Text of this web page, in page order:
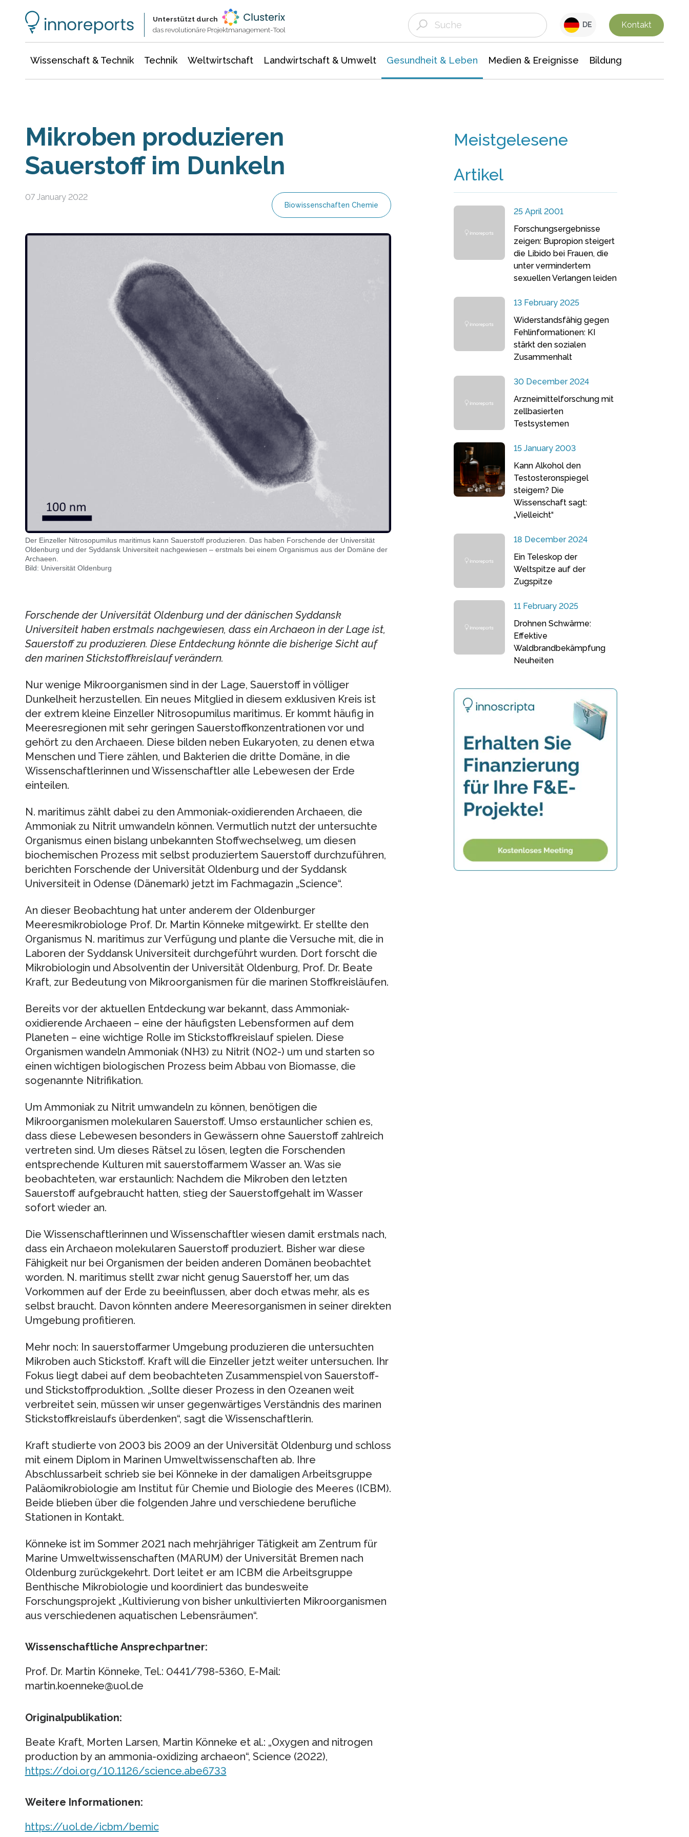
Unterstützt durch
das revolutionäre Projektmanagement-Tool
DE Kontakt
Wissenschaft & Technik Technik Weltwirtschaft Landwirtschaft & Umwelt Gesundheit & Leben Medien & Ereignisse Bildung
Mikroben produzieren
Sauerstoff im Dunkeln
07 January 2022
Biowissenschaften Chemie
Der Einzeller Nitrosopumilus maritimus kann Sauerstoff produzieren. Das haben Forschende der Universität
Oldenburg und der Syddansk Universiteit nachgewiesen – erstmals bei einem Organismus aus der Domäne der
Archaeen.
Bild: Universität Oldenburg
Forschende der Universität Oldenburg und der dänischen Syddansk
Universiteit haben erstmals nachgewiesen, dass ein Archaeon in der Lage ist,
Sauerstoff zu produzieren. Diese Entdeckung könnte die bisherige Sicht auf
den marinen Stickstoffkreislauf verändern.
Nur wenige Mikroorganismen sind in der Lage, Sauerstoff in völliger
Dunkelheit herzustellen. Ein neues Mitglied in diesem exklusiven Kreis ist
der extrem kleine Einzeller Nitrosopumilus maritimus. Er kommt häufig in
Meeresregionen mit sehr geringen Sauerstoffkonzentrationen vor und
gehört zu den Archaeen. Diese bilden neben Eukaryoten, zu denen etwa
Menschen und Tiere zählen, und Bakterien die dritte Domäne, in die
Wissenschaftlerinnen und Wissenschaftler alle Lebewesen der Erde
einteilen.
N. maritimus zählt dabei zu den Ammoniak-oxidierenden Archaeen, die
Ammoniak zu Nitrit umwandeln können. Vermutlich nutzt der untersuchte
Organismus einen bislang unbekannten Stoffwechselweg, um diesen
biochemischen Prozess mit selbst produziertem Sauerstoff durchzuführen,
berichten Forschende der Universität Oldenburg und der Syddansk
Universiteit in Odense (Dänemark) jetzt im Fachmagazin „Science“.
An dieser Beobachtung hat unter anderem der Oldenburger
Meeresmikrobiologe Prof. Dr. Martin Könneke mitgewirkt. Er stellte den
Organismus N. maritimus zur Verfügung und plante die Versuche mit, die in
Laboren der Syddansk Universiteit durchgeführt wurden. Dort forscht die
Mikrobiologin und Absolventin der Universität Oldenburg, Prof. Dr. Beate
Kraft, zur Bedeutung von Mikroorganismen für die marinen Stoffkreisläufen.
Bereits vor der aktuellen Entdeckung war bekannt, dass Ammoniak-
oxidierende Archaeen – eine der häufigsten Lebensformen auf dem
Planeten – eine wichtige Rolle im Stickstoffkreislauf spielen. Diese
Organismen wandeln Ammoniak (NH3) zu Nitrit (NO2-) um und starten so
einen wichtigen biologischen Prozess beim Abbau von Biomasse, die
sogenannte Nitrifikation.
Um Ammoniak zu Nitrit umwandeln zu können, benötigen die
Mikroorganismen molekularen Sauerstoff. Umso erstaunlicher schien es,
dass diese Lebewesen besonders in Gewässern ohne Sauerstoff zahlreich
vertreten sind. Um dieses Rätsel zu lösen, legten die Forschenden
entsprechende Kulturen mit sauerstoffarmem Wasser an. Was sie
beobachteten, war erstaunlich: Nachdem die Mikroben den letzten
Sauerstoff aufgebraucht hatten, stieg der Sauerstoffgehalt im Wasser
sofort wieder an.
Die Wissenschaftlerinnen und Wissenschaftler wiesen damit erstmals nach,
dass ein Archaeon molekularen Sauerstoff produziert. Bisher war diese
Fähigkeit nur bei Organismen der beiden anderen Domänen beobachtet
worden. N. maritimus stellt zwar nicht genug Sauerstoff her, um das
Vorkommen auf der Erde zu beeinflussen, aber doch etwas mehr, als es
selbst braucht. Davon könnten andere Meeresorganismen in seiner direkten
Umgebung profitieren.
Mehr noch: In sauerstoffarmer Umgebung produzieren die untersuchten
Mikroben auch Stickstoff. Kraft will die Einzeller jetzt weiter untersuchen. Ihr
Fokus liegt dabei auf dem beobachteten Zusammenspiel von Sauerstoff-
und Stickstoffproduktion. „Sollte dieser Prozess in den Ozeanen weit
verbreitet sein, müssen wir unser gegenwärtiges Verständnis des marinen
Stickstoffkreislaufs überdenken“, sagt die Wissenschaftlerin.
Kraft studierte von 2003 bis 2009 an der Universität Oldenburg und schloss
mit einem Diplom in Marinen Umweltwissenschaften ab. Ihre
Abschlussarbeit schrieb sie bei Könneke in der damaligen Arbeitsgruppe
Paläomikrobiologie am Institut für Chemie und Biologie des Meeres (ICBM).
Beide blieben über die folgenden Jahre und verschiedene berufliche
Stationen in Kontakt.
Könneke ist im Sommer 2021 nach mehrjähriger Tätigkeit am Zentrum für
Marine Umweltwissenschaften (MARUM) der Universität Bremen nach
Oldenburg zurückgekehrt. Dort leitet er am ICBM die Arbeitsgruppe
Benthische Mikrobiologie und koordiniert das bundesweite
Forschungsprojekt „Kultivierung von bisher unkultivierten Mikroorganismen
aus verschiedenen aquatischen Lebensräumen“.
Wissenschaftliche Ansprechpartner:
Prof. Dr. Martin Könneke, Tel.: 0441/798-5360, E-Mail:
martin.koenneke@uol.de
Originalpublikation:
Beate Kraft, Morten Larsen, Martin Könneke et al.: „Oxygen and nitrogen
production by an ammonia-oxidizing archaeon“, Science (2022),
https://doi.org/10.1126/science.abe6733
Weitere Informationen:
https://uol.de/icbm/bemic
Meistgelesene
Artikel
25 April 2001
Forschungsergebnisse
zeigen: Bupropion steigert
die Libido bei Frauen, die
unter vermindertem
sexuellen Verlangen leiden
13 February 2025
Widerstandsfähig gegen
Fehlinformationen: KI
stärkt den sozialen
Zusammenhalt
30 December 2024
Arzneimittelforschung mit
zellbasierten
Testsystemen
15 January 2003
Kann Alkohol den
Testosteronspiegel
steigern? Die
Wissenschaft sagt:
„Vielleicht“
18 December 2024
Ein Teleskop der
Weltspitze auf der
Zugspitze
11 February 2025
Drohnen Schwärme:
Effektive
Waldbrandbekämpfung
Neuheiten